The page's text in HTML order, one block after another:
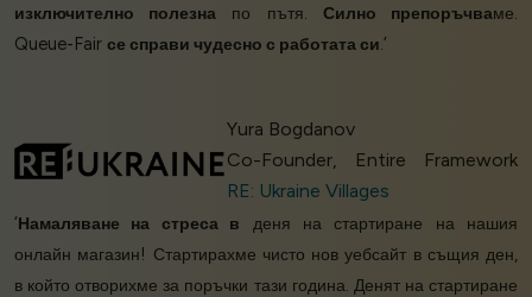
изключително полезна по пътя. Силно препоръчваме.
Queue-Fair се справи чудесно с работата си.’
Yura Bogdanov
Co-Founder, Entire Framework
RE: Ukraine Villages
‘Намаляване на стреса в деня на стартиране на нашия
онлайн магазин! Стартирахме чисто нов уебсайт в същия ден,
в който отворихме за поръчки тази година. Денят на стартиране